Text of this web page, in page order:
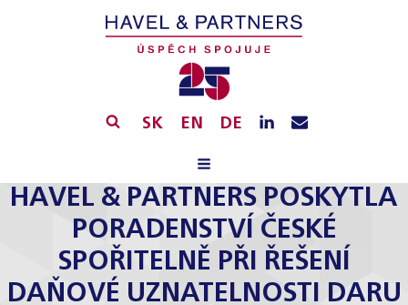
SK EN DE
HAVEL & PARTNERS POSKYTLA
PORADENSTVÍ ČESKÉ
SPOŘITELNĚ PŘI ŘEŠENÍ
DAŇOVÉ UZNATELNOSTI DARU